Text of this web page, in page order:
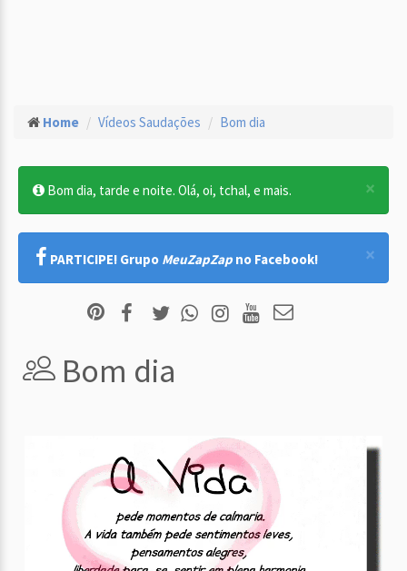
Home Vídeos Saudações Bom dia
×
Bom dia, tarde e noite. Olá, oi, tchal, e mais.
×
PARTICIPE! Grupo MeuZapZap no Facebook!
Bom dia